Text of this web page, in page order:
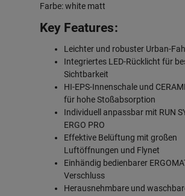
Farbe: white matt
Key Features:
Leichter und robuster Urban-
Integriertes LED-Rücklicht für
Sichtbarkeit
HI-EPS-Innenschale und
für hohe Stoßabsorption
Individuell anpassbar mit RUN
ERGO PRO
Effektive Belüftung mit großen
Luftöffnungen und Flynet
Einhändig bedienbarer
Verschluss
Herausnehmbare und